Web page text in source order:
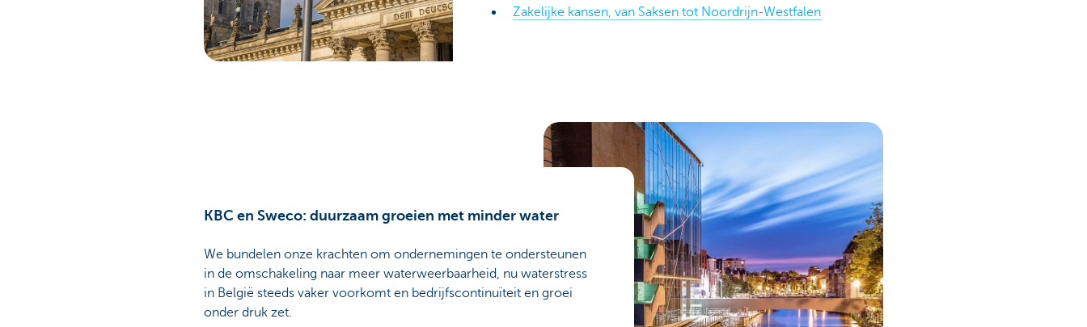
Zakelijke kansen, van Saksen tot Noordrijn-Westfalen
KBC en Sweco: duurzaam groeien met minder water
We bundelen onze krachten om ondernemingen te ondersteunen
in de omschakeling naar meer waterweerbaarheid, nu waterstress
in België steeds vaker voorkomt en bedrijfscontinuïteit en groei
onder druk zet.